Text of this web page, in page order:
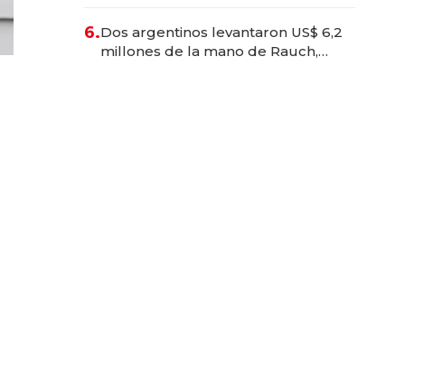
en experiencias transformadoras
6.Dos argentinos levantaron US$ 6,2
millones de la mano de Rauch,